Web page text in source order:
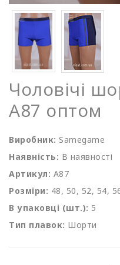
Чоловічі
A87 оптом
Виробник: Samegame
Наявність: В наявності
Артикул: A87
Розміри: 48, 50, 52, 54,
В упаковці (шт.): 5
Тип плавок: Шорти